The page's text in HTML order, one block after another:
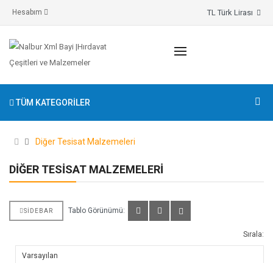
Hesabım
TÜM KATEGORILER
Diğer Tesisat Malzemeleri
DIĞER TESISAT MALZEMELERI
SIDEBAR Tablo Görünümü:
Sırala: